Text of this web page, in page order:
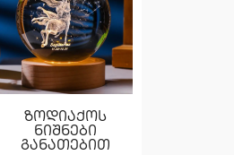
ზოდიაქოს
ნიშნები
განათებით